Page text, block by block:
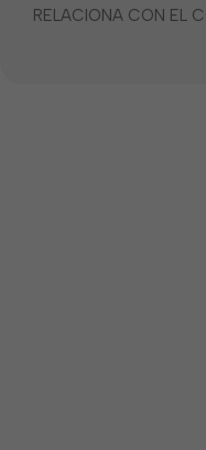
RELACIONA CON EL